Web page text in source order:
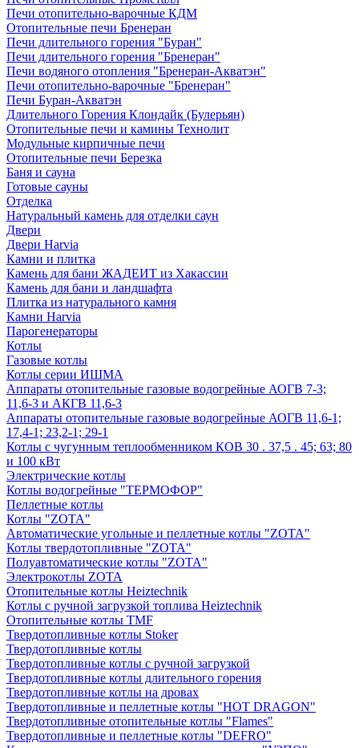
Печи отопительно-варочные КДМ
Отопительные печи Бренеран
Печи длительного горения "Буран"
Печи длительного горения "Бренеран"
Печи водяного отопления "Бренеран-Акватэн"
Печи отопительно-варочные "Бренеран"
Печи Буран-Акватэн
Длительного Горения Клондайк (Булерьян)
Отопительные печи и камины Технолит
Модульные кирпичные печи
Отопительные печи Березка
Баня и сауна
Готовые сауны
Отделка
Натуральный камень для отделки саун
Двери
Двери Harvia
Камни и плитка
Камень для бани ЖАДЕИТ из Хакассии
Камень для бани и ландшафта
Плитка из натурального камня
Камни Harvia
Парогенераторы
Котлы
Газовые котлы
Котлы серии ИШМА
Аппараты отопительные газовые водогрейные АОГВ 7-3;
11,6-3 и АКГВ 11,6-3
Аппараты отопительные газовые водогрейные АОГВ 11,6-1;
17,4-1; 23,2-1; 29-1
Котлы с чугунным теплообменником КОВ 30 . 37,5 . 45; 63; 80
и 100 кВт
Электрические котлы
Котлы водогрейные "ТЕРМОФОР"
Пеллетные котлы
Котлы "ZOTA"
Автоматические угольные и пеллетные котлы "ZOTA"
Котлы твердотопливные "ZOTA"
Полуавтоматические котлы "ZOTA"
Электрокотлы ZOTA
Отопительные котлы Heiztechnik
Котлы с ручной загрузкой топлива Heiztechnik
Отопительные котлы TMF
Твердотопливные котлы Stoker
Твердотопливные котлы
Твердотопливные котлы с ручной загрузкой
Твердотопливные котлы длительного горения
Твердотопливные котлы на дровах
Твердотопливные и пеллетные котлы "HOT DRAGON"
Твердотопливные отопительные котлы "Flames"
Твердотопливные и пеллетные котлы "DEFRO"